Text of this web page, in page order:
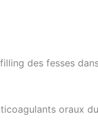
des fesses
oraux